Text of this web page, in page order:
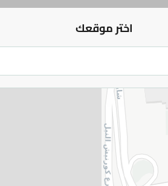
همالايا غسول نيم لتنقية الوجه - 100
129.95 جم
يرجى الملاحظة:
طفيف. قد يتغير التعبئة بناءً على التوفر.
اختر موقعك